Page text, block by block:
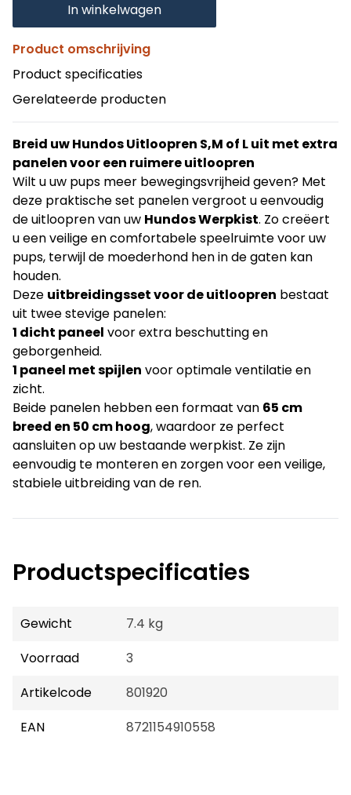
In winkelwagen
Product omschrijving
Product specificaties
Gerelateerde producten
Breid uw Hundos Uitloopren S,M of L uit met extra
panelen voor een ruimere uitloopren
Wilt u uw pups meer bewegingsvrijheid geven? Met
deze praktische set panelen vergroot u eenvoudig
de uitloopren van uw Hundos Werpkist. Zo creëert
u een veilige en comfortabele speelruimte voor uw
pups, terwijl de moederhond hen in de gaten kan
houden.
Deze uitbreidingsset voor de uitloopren bestaat
uit twee stevige panelen:
1 dicht paneel voor extra beschutting en
geborgenheid.
1 paneel met spijlen voor optimale ventilatie en
zicht.
Beide panelen hebben een formaat van 65 cm
breed en 50 cm hoog, waardoor ze perfect
aansluiten op uw bestaande werpkist. Ze zijn
eenvoudig te monteren en zorgen voor een veilige,
stabiele uitbreiding van de ren.
Productspecificaties
Gewicht
7.4 kg
Voorraad
3
Artikelcode
801920
EAN
8721154910558